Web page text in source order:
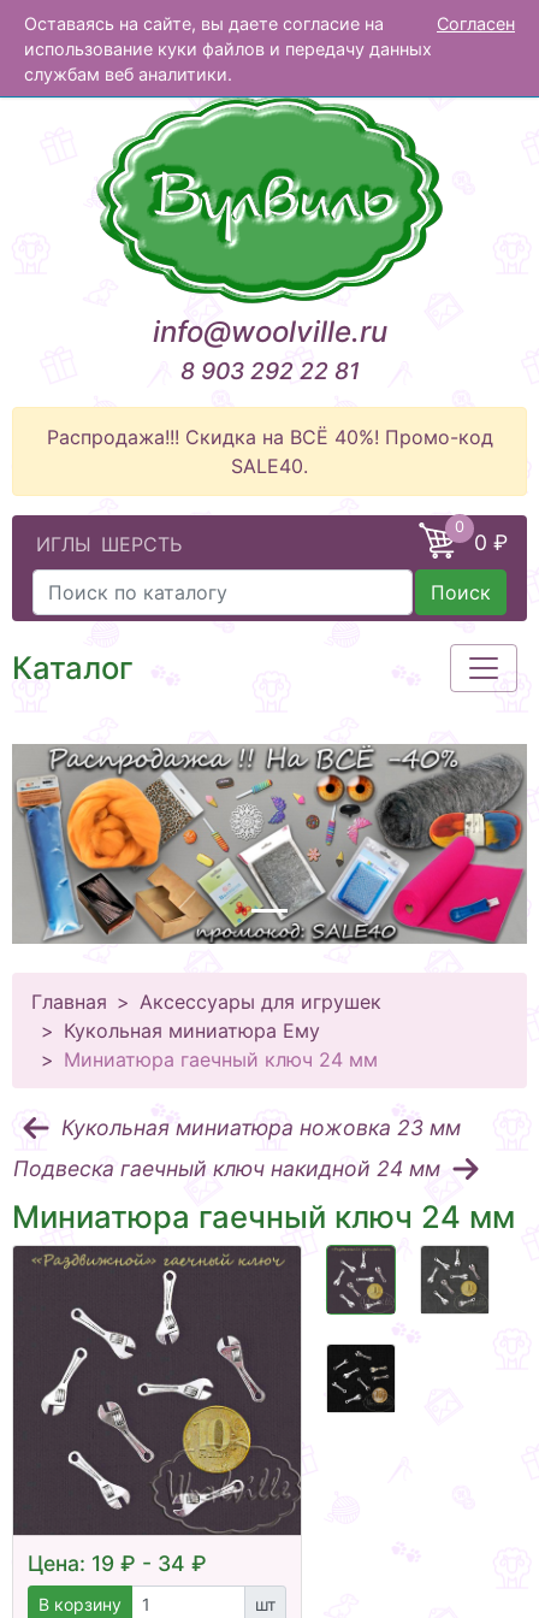
Оставаясь на сайте, вы даете согласие на
использование куки файлов и передачу данных
службам веб аналитики.
Согласен
Вулвиль
info@woolville.ru
8 903 292 22 81
Распродажа!!! Скидка на ВСЁ 40%! Промо-код
SALE40.
ИГЛЫ ШЕРСТЬ
0
0 ₽
Поиск
Каталог
Главная
Аксессуары для игрушек
Кукольная миниатюра Ему
Миниатюра гаечный ключ 24 мм
Кукольная миниатюра ножовка 23 мм
Подвеска гаечный ключ накидной 24 мм
Миниатюра гаечный ключ 24 мм
Цена: 19 ₽ - 34 ₽
В корзину шт